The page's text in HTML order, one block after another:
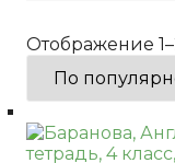
Отображение